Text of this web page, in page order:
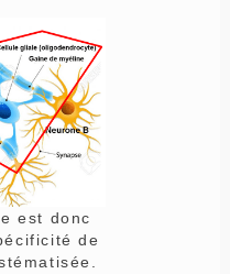
est donc
de